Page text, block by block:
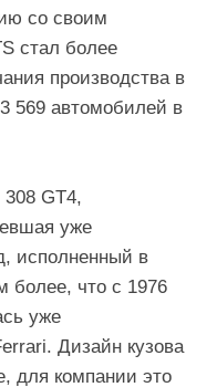
со своим
стал более
производства в
569 автомобилей в
GT4,
уже
исполненный в
более, что с 1976
уже
Дизайн кузова
для компании это